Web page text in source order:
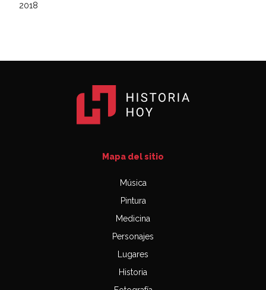
2018
Mapa del sitio
Música
Pintura
Medicina
Personajes
Lugares
Historia